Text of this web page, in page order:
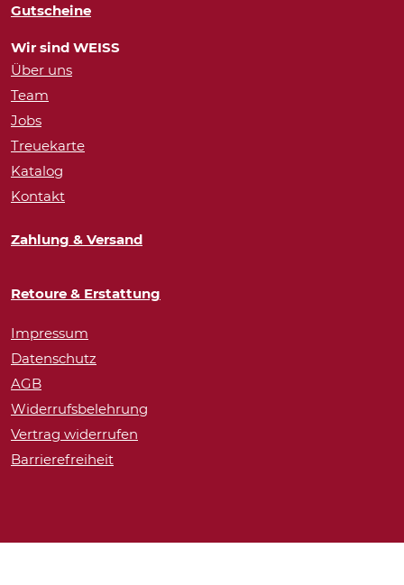
Gutscheine
Wir sind WEISS
Über uns
Team
Jobs
Treuekarte
Katalog
Kontakt
Zahlung & Versand
Retoure & Erstattung
Impressum
Datenschutz
AGB
Widerrufsbelehrung
Vertrag widerrufen
Barrierefreiheit